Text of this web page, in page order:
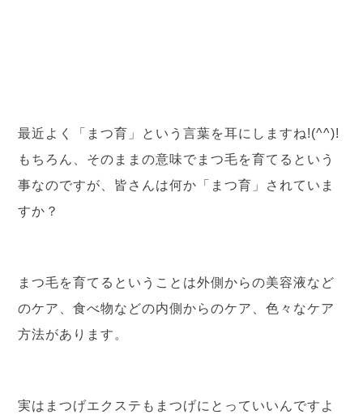
最近よく「まつ育」という言葉を耳にしますね!(^^)!
もちろん、そのままの意味でまつ毛を育てるという
事なのですが、皆さんは何か「まつ育」されていま
すか？
まつ毛を育てるということは外側からの美容液など
のケア、食べ物などの内側からのケア、色々なケア
方法があります。
実はまつげエクステもまつげにとっていいんですよ